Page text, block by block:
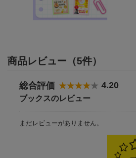
商品レビュー（5件）
総合評価 4.20
ブックスのレビュー
まだレビューがありません。